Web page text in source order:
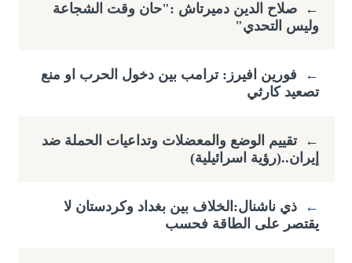
←
صلاح الدين دميرتاش :"حان وقت الشجاعة
وليس التحدي"
←
فورين افيرز: ترامب بين دخول الحرب او منع
تصعيد كارثي
← تقييم الوضع والمعضلات وتداعيات الحملة ضد
إيران..(رؤية اسرائيلية)
←
ذي ناشنال:الخلاف بين بغداد وكردستان لا
يقتصر على الطاقة فحسب